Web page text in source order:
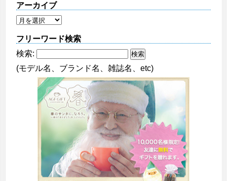
アーカイブ
フリーワード検索
検索:
(モデル名、ブランド名、雑誌名、etc)